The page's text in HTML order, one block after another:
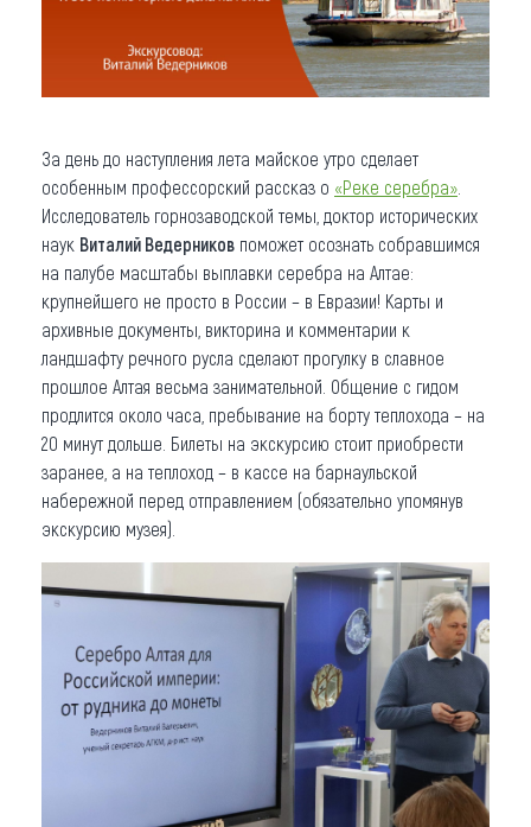
За день до наступления лета майское утро сделает
особенным профессорский рассказ о «Реке серебра»
Исследователь горнозаводской темы, доктор исторических
наук Виталий Ведерников поможет осознать собравшимся
на палубе масштабы выплавки серебра на Алтае:
крупнейшего не просто в России – в Евразии! Карты и
архивные документы, викторина и комментарии к
ландшафту речного русла сделают прогулку в славное
прошлое Алтая весьма занимательной. Общение с гидом
продлится около часа, пребывание на борту теплохода – на
20 минут дольше. Билеты на экскурсию стоит приобрести
заранее, а на теплоход – в кассе на барнаульской
набережной перед отправлением (обязательно упомянув
экскурсию музея).